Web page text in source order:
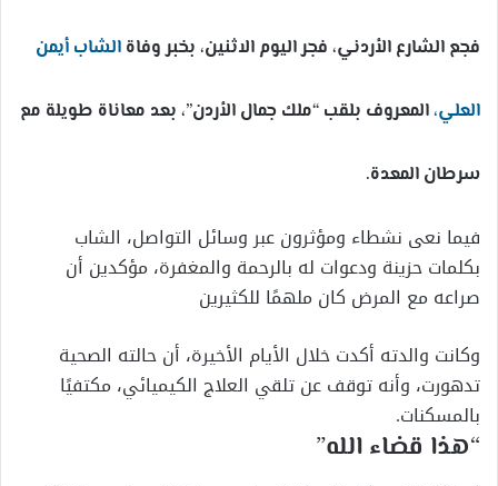
فجع الشارع الأردني، فجر اليوم الاثنين، بخبر وفاة الشاب أيمن
العلي،المعروف بلقب “ملك جمال الأردن”، بعد معاناة طويلة مع
سرطان المعدة.
فيما نعى نشطاء ومؤثرون عبر وسائل التواصل، الشاب
بكلمات حزينة ودعوات له بالرحمة والمغفرة، مؤكدين أن
صراعه مع المرض كان ملهمًا للكثيرين
وكانت والدته أكدت خلال الأيام الأخيرة، أن حالته الصحية
تدهورت، وأنه توقف عن تلقي العلاج الكيميائي، مكتفيًا
بالمسكنات.
“هذا قضاء الله”